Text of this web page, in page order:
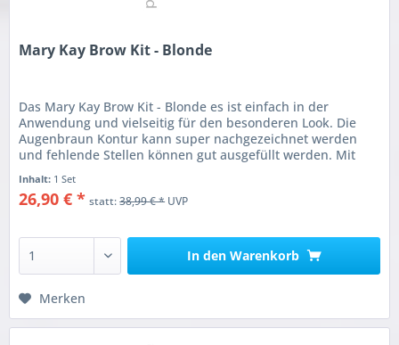
Mary Kay Brow Kit - Blonde
Das Mary Kay Brow Kit - Blonde es ist einfach in der
Anwendung und vielseitig für den besonderen Look. Die
Augenbraun Kontur kann super nachgezeichnet werden
und fehlende Stellen können gut ausgefüllt werden. Mit
Inhalt: 1 Set
26,90 € * statt:38,99 € *UVP
In den Warenkorb
Merken